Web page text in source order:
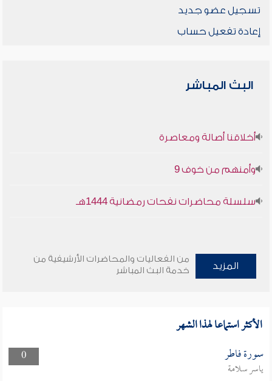
تسجيل عضو جديد
إعادة تفعيل حساب
البث المباشر
أخلاقنا أصالة ومعاصرة
وأمنهم من خوف 9
سلسلة محاضرات نفحات رمضانية 1444هـ
المزيد
من الفعاليات والمحاضرات الأرشيفية من
خدمة البث المباشر
الأكثر استماعا لهذا الشهر
0 سورة فاطر
ياسر سلامة